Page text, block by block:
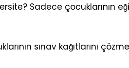
Sadece çocuklarının
sınav kağıtlarını